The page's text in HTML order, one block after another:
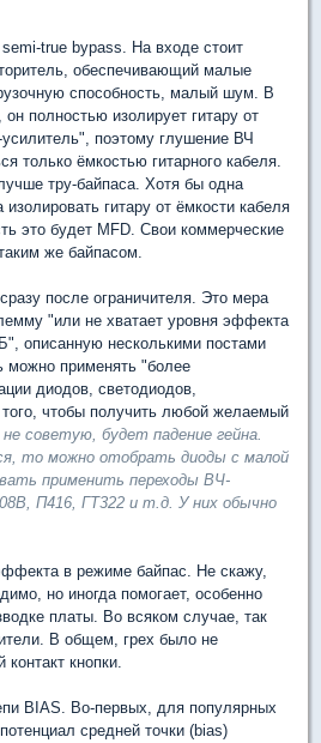
true bypass. На входе стоит
обеспечивающий малые
способность, малый шум. В
полностью изолирует гитару от
поэтому глушение ВЧ
только ёмкостью гитарного кабеля.
тру-байпаса. Хотя бы одна
гитару от ёмкости кабеля
это будет MFD. Свои коммерческие
же байпасом.
после ограничителя. Это мера
"или не хватает уровня эффекта
описанную несколькими постами
можно применять "более
диодов, светодиодов,
чтобы получить любой желаемый
не советую, будет падение гейна.
то можно отобрать диоды с малой
применить переходы ВЧ-
П416, ГТ322 и т.д. У них обычно
в режиме байпас. Не скажу,
но иногда помогает, особенно
платы. Во всяком случае, так
В общем, грех было не
контакт кнопки.
BIAS. Во-первых, для популярных
средней точки (bias)